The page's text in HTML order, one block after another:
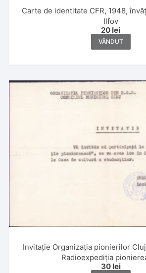
Carte de identitate CFR, 1948,
Ilfov
20 lei
VÂNDUT
Invitație Organizația pionierilor
Radioexpediția
30 lei